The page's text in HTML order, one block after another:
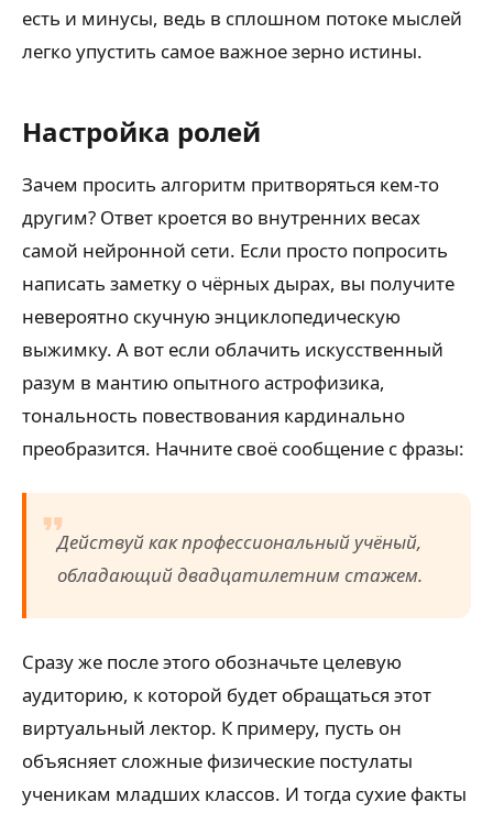
есть и минусы, ведь в сплошном потоке мыслей
легко упустить самое важное зерно истины.
Настройка ролей
Зачем просить алгоритм притворяться кем-то
другим? Ответ кроется во внутренних весах
самой нейронной сети. Если просто попросить
написать заметку о чёрных дырах, вы получите
невероятно скучную энциклопедическую
выжимку. А вот если облачить искусственный
разум в мантию опытного астрофизика,
тональность повествования кардинально
преобразится. Начните своё сообщение с фразы:
Действуй как профессиональный учёный,
обладающий двадцатилетним стажем.
Сразу же после этого обозначьте целевую
аудиторию, к которой будет обращаться этот
виртуальный лектор. К примеру, пусть он
объясняет сложные физические постулаты
ученикам младших классов. И тогда сухие факты